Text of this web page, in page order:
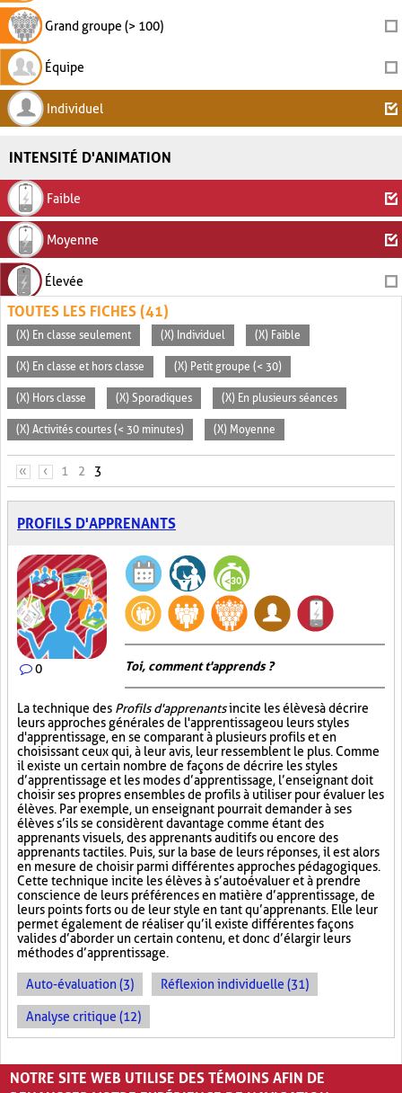
Grand groupe (> 100)
Équipe
Individuel
INTENSITÉ D'ANIMATION
Faible
Moyenne
Élevée
TOUTES LES FICHES (41)
(X) En classe seulement (X) Individuel (X) Faible
(X) En classe et hors classe (X) Petit groupe (< 30)
(X) Hors classe (X) Sporadiques (X) En plusieurs séances
(X) Activités courtes (< 30 minutes) (X) Moyenne
PAGES
« ‹ 1 2 3
PROFILS D'APPRENANTS
0 Toi, comment t'apprends ?
La technique des Profils d'apprenantsincite les élèves à décrire
leurs approches générales de l'apprentissage ou leurs styles
d'apprentissage, en se comparant à plusieurs profils et en
choisissant ceux qui, à leur avis, leur ressemblent le plus. Comme
il existe un certain nombre de façons de décrire les styles
d’apprentissage et les modes d’apprentissage, l’enseignant doit
choisir ses propres ensembles de profils à utiliser pour évaluer les
élèves. Par exemple, un enseignant pourrait demander à ses
élèves s’ils se considèrent davantage comme étant des
apprenants visuels, des apprenants auditifs ou encore des
apprenants tactiles. Puis, sur la base de leurs réponses, il est alors
en mesure de choisir parmi différentes approches pédagogiques.
Cette technique incite les élèves à s’autoévaluer et à prendre
conscience de leurs préférences en matière d’apprentissage, de
leurs points forts ou de leur style en tant qu’apprenants. Elle leur
permet également de réaliser qu’il existe différentes façons
valides d’aborder un certain contenu, et donc d’élargir leurs
méthodes d’apprentissage.
Auto-évaluation (3) Réflexion individuelle (31)
Analyse critique (12)
PAGES
« ‹ 1 2 3
NOTRE SITE WEB UTILISE DES TÉMOINS AFIN DE